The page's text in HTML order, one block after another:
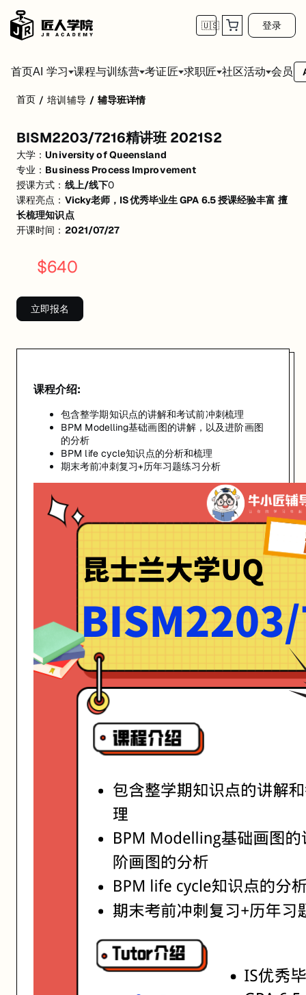
🇺🇸 登录
首页AI 学习 课程与训练营 考证匠 求职匠 社区活动 会员
包含整学期知识点的讲解和考试前冲刺梳理
BPM Modelling基础画图的讲解，以及进阶画图的分析
BPM life cycle知识点的分析和梳理
期末考前冲刺复习+历年习题练习分析
亮点: Vicky老师，IS优秀毕业生 GPA 6.5 授课经验丰富 擅长梳理知识点
首页 / 培训辅导 / 辅导班详情
BISM2203/7216精讲班 2021S2
大学：University of Queensland
专业： Business Process Improvement
授课方式： 线上/线下0
课程亮点： Vicky老师，IS优秀毕业生 GPA 6.5 授课经验丰富 擅
长梳理知识点
开课时间： 2021/07/27
$640
立即报名
课程介绍:
包含整学期知识点的讲解和考试前冲刺梳理
BPM Modelling基础画图的讲解，以及进阶画图
的分析
BPM life cycle知识点的分析和梳理
期末考前冲刺复习+历年习题练习分析